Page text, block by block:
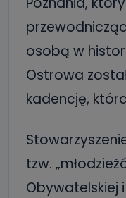
osobą w
Ostrowa
kadencję,
tzw.
Obywatelskiej